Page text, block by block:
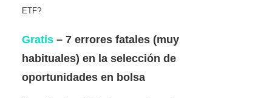
ETF?
Gratis – 7 errores fatales (muy
habituales) en la selección de
oportunidades en bolsa